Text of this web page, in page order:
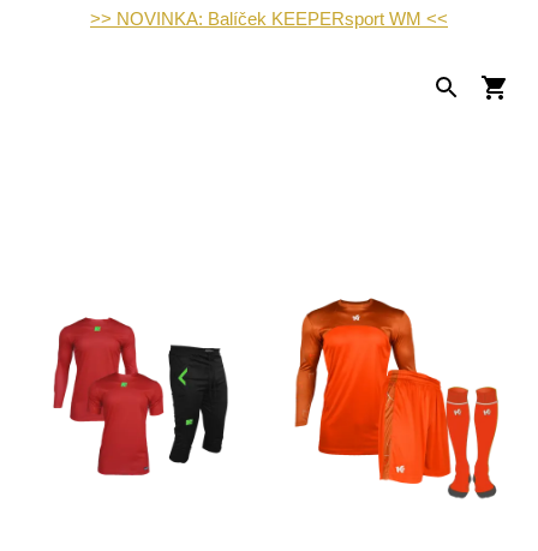
>> NOVINKA: Balíček KEEPERsport WM <<